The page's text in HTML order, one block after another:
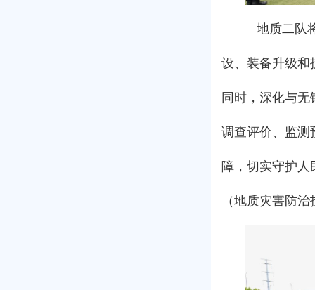
地质二队
设、装备升级和
同时，深化与
调查评价、监测
障，切实守护
（地质灾害防